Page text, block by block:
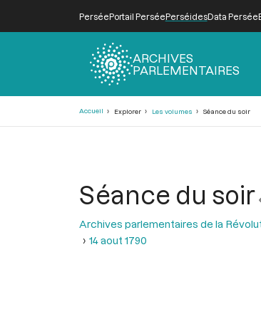
PerséePortail PerséePerséidesData Persée
ARCHIVES
PARLEMENTAIRES
Accueil Explorer Les volumes Séance du soir
Séance du soir
Archives parlementaires de la
14 aout 1790